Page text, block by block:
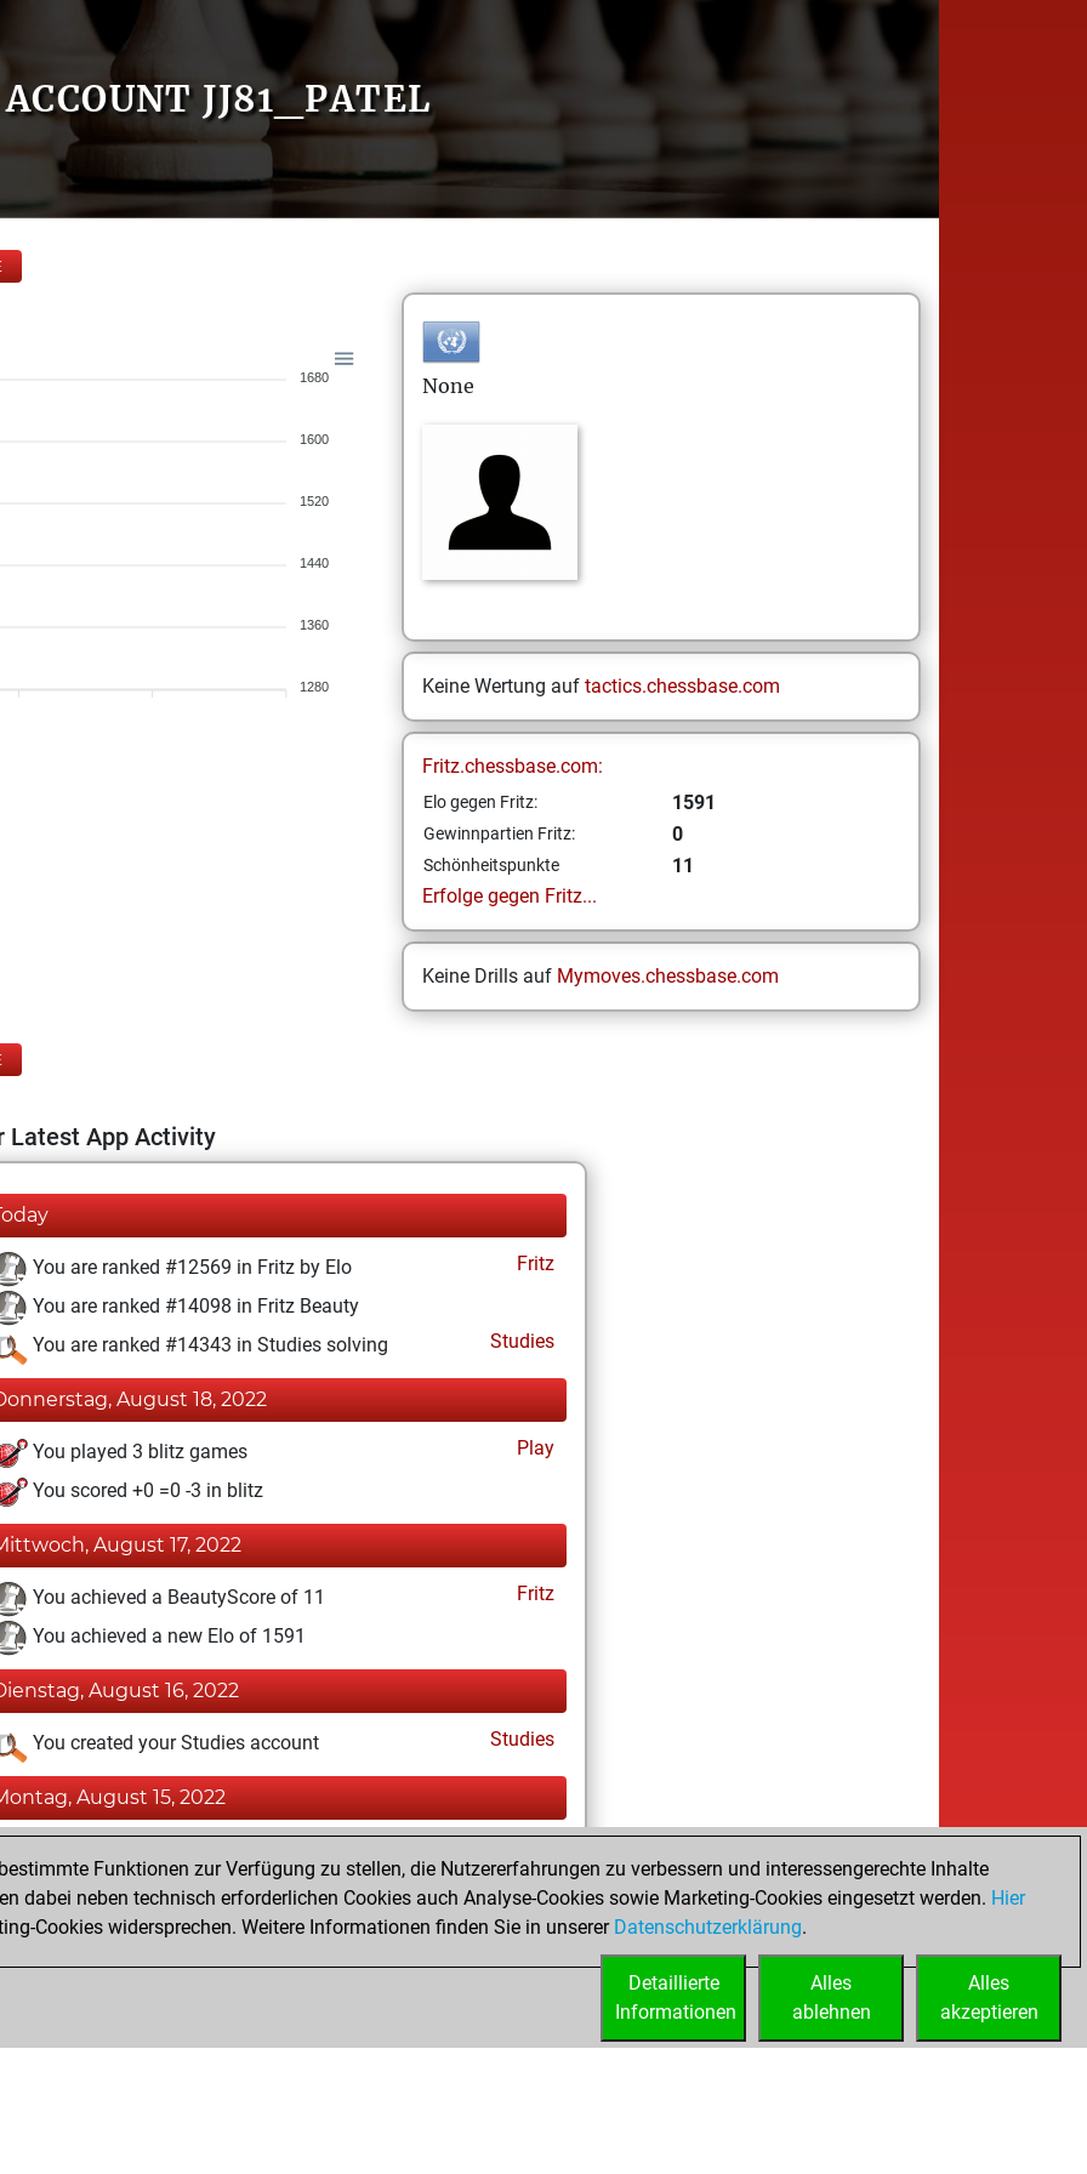
ACCOUNT JJ81_PATEL
1680
1600
1520
1440
1360
1280
None
Keine Wertung auf tactics.chessbase.com
Fritz.chessbase.com:
Elo gegen Fritz: 1591
Gewinnpartien Fritz: 0
Schönheitspunkte
11
Erfolge gegen Fritz...
Keine Drills auf Mymoves.chessbase.com
Latest App Activity
You are ranked #12569 in Fritz by Elo
Fritz
You are ranked #14098 in Fritz Beauty
You are ranked #14343 in Studies solving
Studies
August 18, 2022
You played 3 blitz games
Play
You scored +0 =0 -3 in blitz
August 17, 2022
You achieved a BeautyScore of 11
Fritz
You achieved a new Elo of 1591
August 16, 2022
You created your Studies account Studies
August 15, 2022
You played 1 slow games
Play
You scored +0 =0 -1 in slow games
Funktionen zur Verfügung zu stellen, die Nutzererfahrungen zu verbessern und interessengerechte Inhalte
dabei neben technisch erforderlichen Cookies auch Analyse-Cookies sowie Marketing-Cookies eingesetzt werden. Hier
Cookies widersprechen. Weitere Informationen finden Sie in unserer Datenschutzerklärung.
Alles
akzeptieren
Alles
ablehnen
Detaillierte
Informationen